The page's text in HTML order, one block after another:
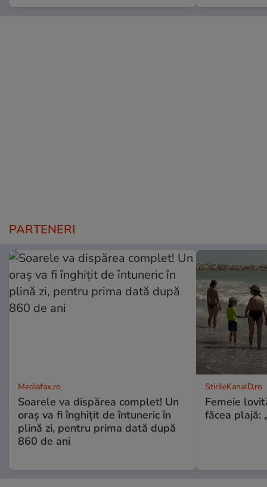
PARTENERI
Mediafax.ro
Soarele va dispărea complet! Un
oraș va fi înghițit de întuneric în
plină zi, pentru prima dată după
860 de ani
StirileKanalD.ro
Femeie
făcea plajă: